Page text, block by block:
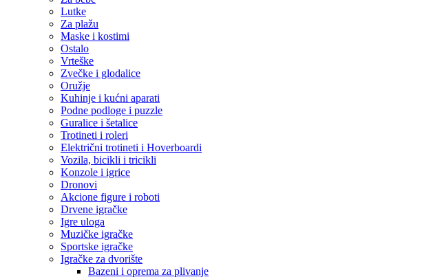
Lutke
Za plažu
Maske i kostimi
Ostalo
Vrteške
Zvečke i glodalice
Oružje
Kuhinje i kućni aparati
Podne podloge i puzzle
Guralice i šetalice
Trotineti i roleri
Električni trotineti i Hoverboardi
Vozila, bicikli i tricikli
Konzole i igrice
Dronovi
Akcione figure i roboti
Drvene igračke
Igre uloga
Muzičke igračke
Sportske igračke
‎Igračke za dvorište
Bazeni i oprema za plivanje